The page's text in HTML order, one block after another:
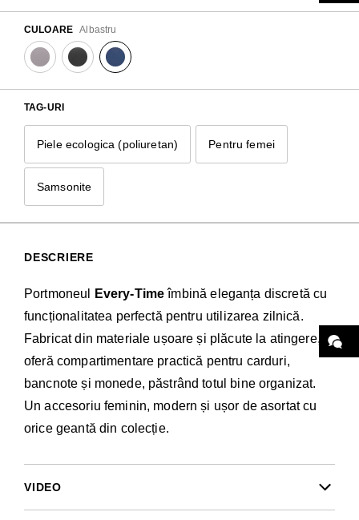
CULOARE Albastru
TAG-URI
Piele ecologica (poliuretan) Pentru femei
Samsonite
DESCRIERE
Portmoneul Every-Timeîmbină eleganța discretă cu
funcționalitatea perfectă pentru utilizarea zilnică.
Fabricat din materiale ușoare și plăcute la atingere,
oferă compartimentare practică pentru carduri,
bancnote și monede, păstrând totul bine organizat.
Un accesoriu feminin, modern și ușor de asortat cu
orice geantă din colecție.
VIDEO